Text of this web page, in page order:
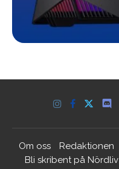
Om oss Redaktionen
Bli skribent på Nördliv